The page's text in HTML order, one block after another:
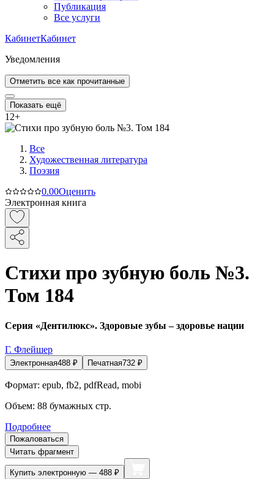
Публикация
Все услуги
КабинетКабинет
Уведомления
Отметить все как прочитанные
Показать ещё
12+
Все
Художественная литература
Поэзия
0.00Оценить
Электронная книга
Стихи про зубную боль №3.
Том 184
Серия «Дентилюкс». Здоровые зубы – здоровье нации
Г. Флейшер
Электронная488 ₽ Печатная732 ₽
Формат: epub, fb2, pdfRead, mobi
Объем: 88 бумажных стр.
Подробнее
Пожаловаться
Читать фрагмент
Купить электронную — 488 ₽